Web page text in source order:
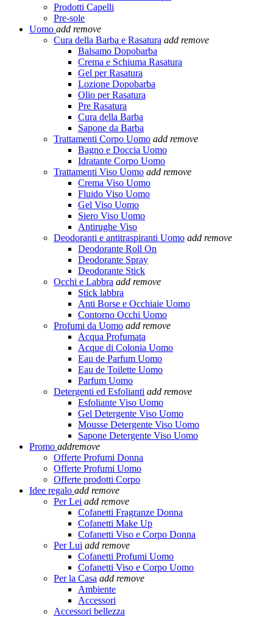
Prodotti Capelli
Pre-sole
Uomo add remove
Cura della Barba e Rasatura add remove
Balsamo Dopobarba
Crema e Schiuma Rasatura
Gel per Rasatura
Lozione Dopobarba
Olio per Rasatura
Pre Rasatura
Cura della Barba
Sapone da Barba
Trattamenti Corpo Uomo add remove
Bagno e Doccia Uomo
Idratante Corpo Uomo
Trattamenti Viso Uomo add remove
Crema Viso Uomo
Fluido Viso Uomo
Gel Viso Uomo
Siero Viso Uomo
Antirughe Viso
Deodoranti e antitraspiranti Uomo add remove
Deodorante Roll On
Deodorante Spray
Deodorante Stick
Occhi e Labbra add remove
Stick labbra
Anti Borse e Occhiaie Uomo
Contorno Occhi Uomo
Profumi da Uomo add remove
Acqua Profumata
Acque di Colonia Uomo
Eau de Parfum Uomo
Eau de Toilette Uomo
Parfum Uomo
Detergenti ed Esfolianti add remove
Esfoliante Viso Uomo
Gel Detergente Viso Uomo
Mousse Detergente Viso Uomo
Sapone Detergente Viso Uomo
Promo addremove
Offerte Profumi Donna
Offerte Profumi Uomo
Offerte prodotti Corpo
Idee regalo add remove
Per Lei add remove
Cofanetti Fragranze Donna
Cofanetti Make Up
Cofanetti Viso e Corpo Donna
Per Lui add remove
Cofanetti Profumi Uomo
Cofanetti Viso e Corpo Uomo
Per la Casa add remove
Ambiente
Accessori
Accessori bellezza